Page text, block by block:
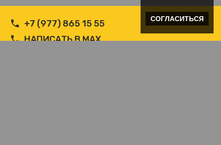
+7 (977) 865 15 55
НАПИСАТЬ В MAX
СОГЛАСИТЬСЯ